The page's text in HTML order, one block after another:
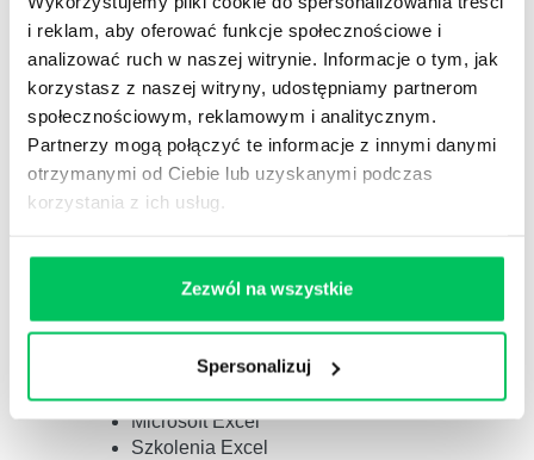
i reklam, aby oferować funkcje społecznościowe i
analizować ruch w naszej witrynie. Informacje o tym, jak
korzystasz z naszej witryny, udostępniamy partnerom
społecznościowym, reklamowym i analitycznym.
Partnerzy mogą połączyć te informacje z innymi danymi
otrzymanymi od Ciebie lub uzyskanymi podczas
korzystania z ich usług.
Zezwól na wszystkie
Spersonalizuj
3 Pracujemy na poziomiekompetencji(wiem co
i jak mam zrobić),motywacji(wierzę, że
warto),postawy(zamierzam to zrobić) ,
wdrożenia(follow up)
4
Zgodnie z badaniami przeprowadzonymi przez
amerykańskie centrum Center for American
Progress, koszt zastąpienia pracowników
wynosiokoło 16%
zwiększa się do 100%.
Szkolenie związane z:
Tabele przestawne
Excel tabele przestawne kurs
Excel tabele przestawne
Microsoft Excel
Szkolenia Excel